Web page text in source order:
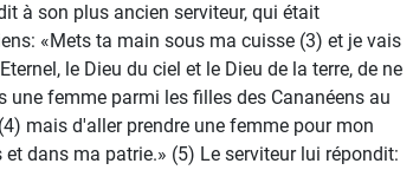
à son plus ancien serviteur, qui était
«Mets ta main sous ma cuisse (3) et je vais
le Dieu du ciel et le Dieu de la terre, de ne
une femme parmi les filles des Cananéens au
mais d'aller prendre une femme pour mon
dans ma patrie.» (5) Le serviteur lui répondit: